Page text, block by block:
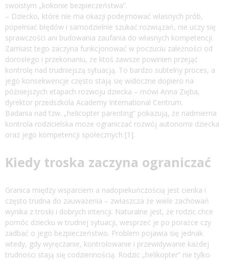
swoistym „kokonie bezpieczeństwa”.
– Dziecko, które nie ma okazji podejmować własnych prób,
popełniać błędów i samodzielnie szukać rozwiązań, nie uczy się
sprawczości ani budowania zaufania do własnych kompetencji.
Zamiast tego zaczyna funkcjonować w poczuciu zależności od
dorosłego i przekonaniu, że ktoś zawsze powinien przejąć
kontrolę nad trudniejszą sytuacją. To bardzo subtelny proces, a
jego konsekwencje często stają się widoczne dopiero na
późniejszych etapach rozwoju dziecka – mówi Anna Zięba,
dyrektor przedszkola Academy International Centrum.
Badania nad tzw. „helicopter parenting” pokazują, że nadmierna
kontrola rodzicielska może ograniczać rozwój autonomii dziecka
oraz jego kompetencji społecznych [1].
Kiedy troska zaczyna ograniczać
Granica między wsparciem a nadopiekuńczością jest cienka i
często trudna do zauważenia – zwłaszcza że wiele zachowań
wynika z troski i dobrych intencji. Naturalne jest, że rodzic chce
pomóc dziecku w trudnej sytuacji, wesprzeć je po porażce czy
zadbać o jego bezpieczeństwo. Problem pojawia się jednak
wtedy, gdy wyręczanie, kontrolowanie i przewidywanie każdej
trudności stają się codziennością. Rodzic „helikopter” nie tylko